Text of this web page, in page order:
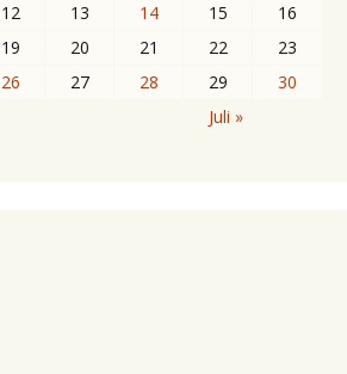
12 13 14 15
16
19 20 21 22
23
26 27 28 29
30
Juli »